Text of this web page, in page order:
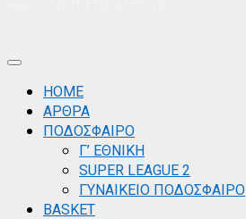
Primary
MenuΗΟΜΕ
ΑΡΘΡΑ
ΠΟΔΟΣΦΑΙΡΟ
Γ’ ΕΘΝΙΚΗ
SUPER LEAGUE 2
ΓΥΝΑΙΚΕΙΟ ΠΟΔΟΣΦΑΙΡΟ
BASKET